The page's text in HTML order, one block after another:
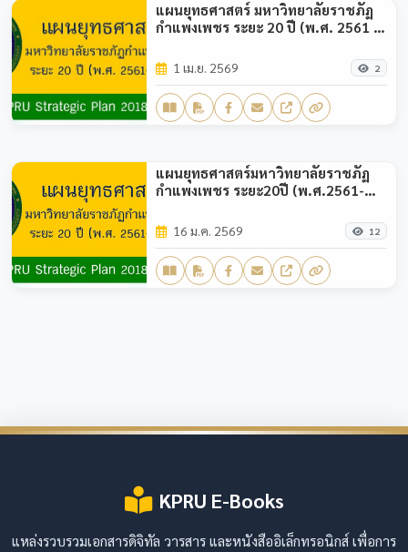
แผนยุทธศาสตร์ มหาวิทยาลัยราชภัฏ
กำแพงเพชร ระยะ 20 ปี (พ.ศ. 2561 -
1 เม.ย. 2569 2
แผนยุทธศาสตร์มหาวิทยาลัยราชภัฏ
กำแพงเพชร ระยะ20ปี (พ.ศ.2561-
16 ม.ค. 2569 12
KPRU E-Books
แหล่งรวบรวมเอกสารดิจิทัล วารสาร และหนังสืออิเล็กทรอนิกส์ เพื่อการ